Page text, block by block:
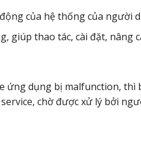
của hệ thống của người
giúp thao tác, cài đặt, nâng
ứng dụng bị malfunction, thì
chờ được xử lý bởi